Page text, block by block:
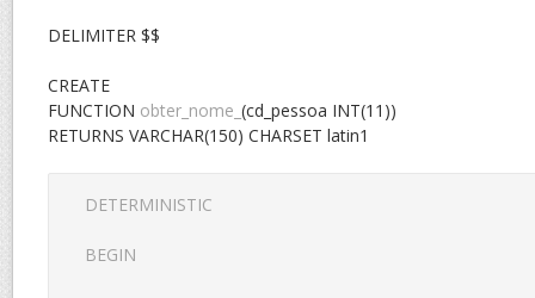
DELIMITER $$
CREATE
FUNCTION obter_nome_ (cd_pessoa INT(11))
RETURNS VARCHAR(150) CHARSET latin1
DETERMINISTIC
BEGIN